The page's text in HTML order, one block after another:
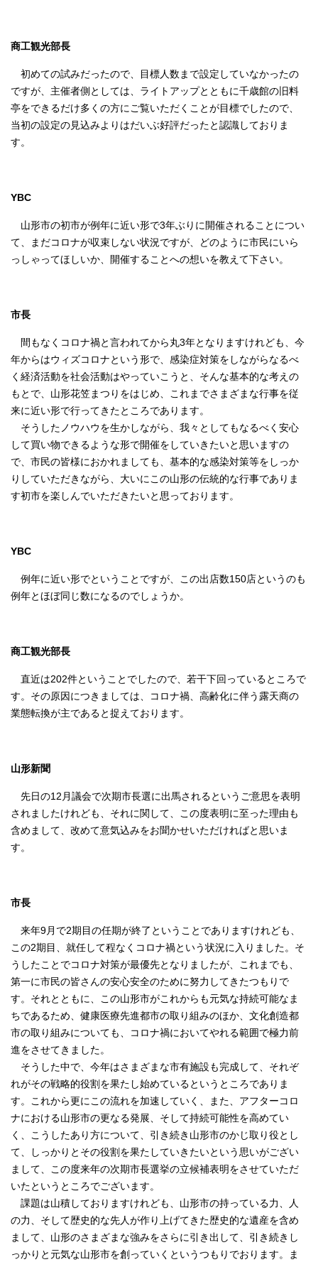
商工観光部長
初めての試みだったので、目標人数まで設定していなかったの
ですが、主催者側としては、ライトアップとともに千歳館の旧料
亭をできるだけ多くの方にご覧いただくことが目標でしたので、
当初の設定の見込みよりはだいぶ好評だったと認識しておりま
す。
YBC
山形市の初市が例年に近い形で3年ぶりに開催されることについ
て、まだコロナが収束しない状況ですが、どのように市民にいら
っしゃってほしいか、開催することへの想いを教えて下さい。
市長
間もなくコロナ禍と言われてから丸3年となりますけれども、今
年からはウィズコロナという形で、感染症対策をしながらなるべ
く経済活動を社会活動はやっていこうと、そんな基本的な考えの
もとで、山形花笠まつりをはじめ、これまでさまざまな行事を従
来に近い形で行ってきたところであります。
そうしたノウハウを生かしながら、我々としてもなるべく安心
して買い物できるような形で開催をしていきたいと思いますの
で、市民の皆様におかれましても、基本的な感染対策等をしっか
りしていただきながら、大いにこの山形の伝統的な行事でありま
す初市を楽しんでいただきたいと思っております。
YBC
例年に近い形でということですが、この出店数150店というのも
例年とほぼ同じ数になるのでしょうか。
商工観光部長
直近は202件ということでしたので、若干下回っているところで
す。その原因につきましては、コロナ禍、高齢化に伴う露天商の
業態転換が主であると捉えております。
山形新聞
先日の12月議会で次期市長選に出馬されるというご意思を表明
されましたけれども、それに関して、この度表明に至った理由も
含めまして、改めて意気込みをお聞かせいただければと思いま
す。
市長
来年9月で2期目の任期が終了ということでありますけれども、
この2期目、就任して程なくコロナ禍という状況に入りました。そ
うしたことでコロナ対策が最優先となりましたが、これまでも、
第一に市民の皆さんの安心安全のために努力してきたつもりで
す。それとともに、この山形市がこれからも元気な持続可能なま
ちであるため、健康医療先進都市の取り組みのほか、文化創造都
市の取り組みについても、コロナ禍においてやれる範囲で極力前
進をさせてきました。
そうした中で、今年はさまざまな市有施設も完成して、それぞ
れがその戦略的役割を果たし始めているというところでありま
す。これから更にこの流れを加速していく、また、アフターコロ
ナにおける山形市の更なる発展、そして持続可能性を高めてい
く、こうしたあり方について、引き続き山形市のかじ取り役とし
て、しっかりとその役割を果たしていきたいという思いがござい
まして、この度来年の次期市長選挙の立候補表明をさせていただ
いたというところでございます。
課題は山積しておりますけれども、山形市の持っている力、人
の力、そして歴史的な先人が作り上げてきた歴史的な遺産を含め
まして、山形のさまざまな強みをさらに引き出して、引き続きし
っかりと元気な山形市を創っていくというつもりでおります。ま